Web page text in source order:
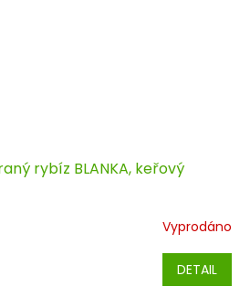
rybíz BLANKA, keřový
Vyprodáno
DETAIL